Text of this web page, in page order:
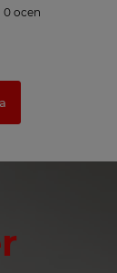
0 ocen